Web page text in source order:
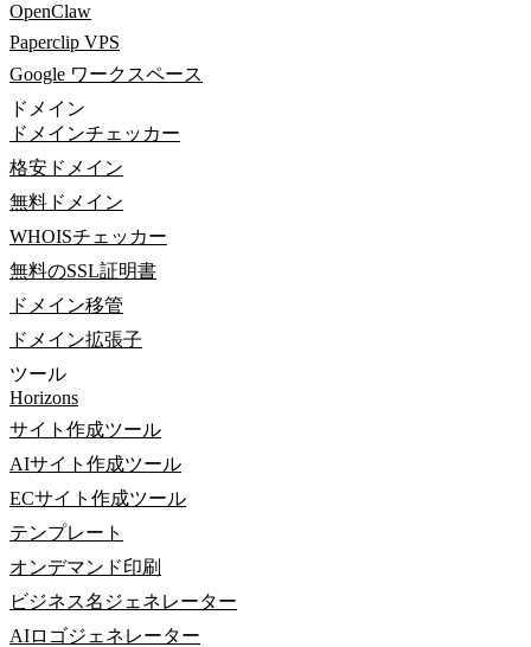
OpenClaw
Paperclip VPS
Google ワークスペース
ドメイン
ドメインチェッカー
格安ドメイン
無料ドメイン
WHOISチェッカー
無料のSSL証明書
ドメイン移管
ドメイン拡張子
ツール
Horizons
サイト作成ツール
AIサイト作成ツール
ECサイト作成ツール
テンプレート
オンデマンド印刷
ビジネス名ジェネレーター
AIロゴジェネレーター